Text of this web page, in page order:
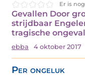
Er is
Gevallen Door
strijdbaar
tragische
ebba 4 oktober 2017
Per ongeluk